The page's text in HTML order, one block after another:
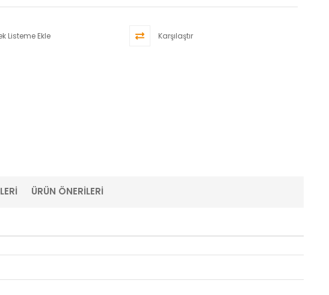
Listeme Ekle Karşılaştır
ÜRÜN ÖNERILERI